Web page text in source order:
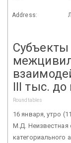
Address:
III тыс. до
Roundtables
16 января, утро
М.Д. Неизвестная
категориального